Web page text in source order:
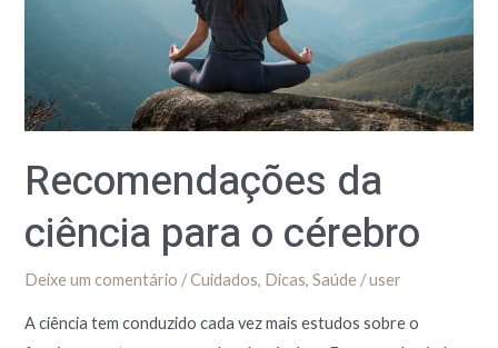
Recomendações da
ciência para o cérebro
Deixe um comentário /Cuidados, Dicas,Saúde/user
A ciência tem conduzido cada vez mais estudos sobre o